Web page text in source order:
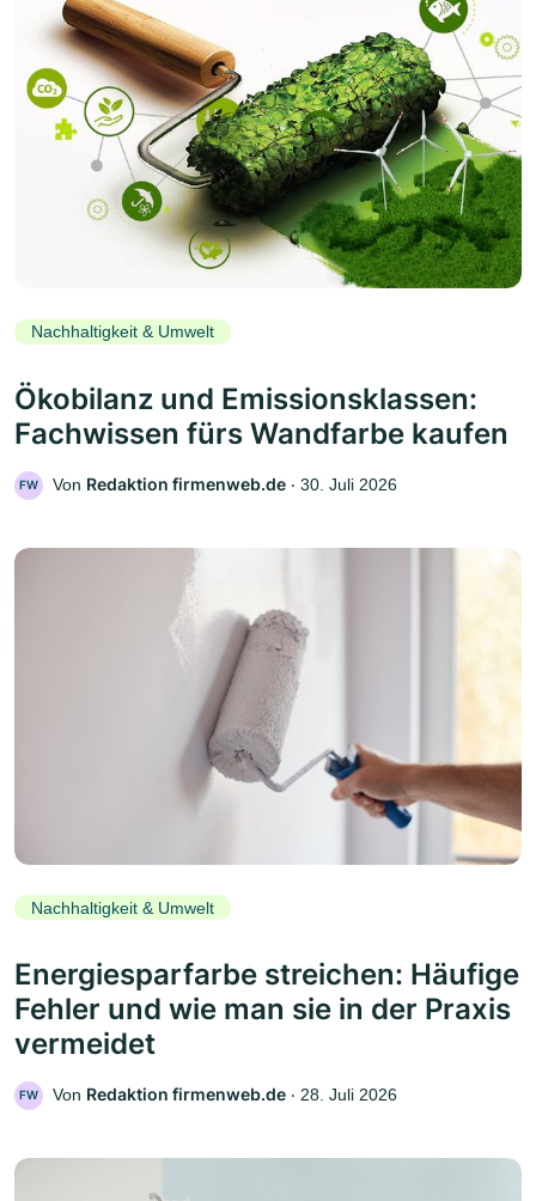
Nachhaltigkeit & Umwelt
Ökobilanz und Emissionsklassen:
Fachwissen fürs Wandfarbe kaufen
FW Von Redaktion firmenweb.de ‧ 30. Juli 2026
Nachhaltigkeit & Umwelt
Energiesparfarbe streichen: Häufige
Fehler und wie man sie in der Praxis
vermeidet
FW Von Redaktion firmenweb.de ‧ 28. Juli 2026